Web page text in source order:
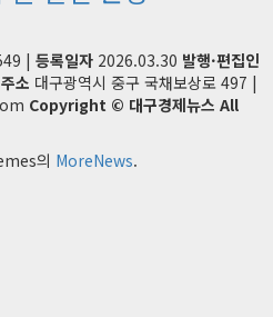
| 등록일자 2026.03.30 발행·편집인
주소 대구광역시 중구 국채보상로 497 |
Copyright © 대구경제뉴스 All
의 MoreNews.